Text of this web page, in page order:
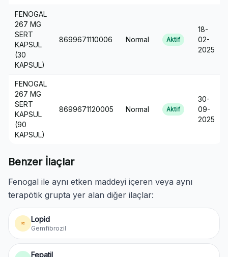
FENOGAL
267 MG
SERT
KAPSUL
(30
KAPSUL)
8699671110006 Normal Aktif
18-
02-
2025
FENOGAL
267 MG
SERT
KAPSUL
(90
KAPSUL)
8699671120005 Normal Aktif
30-
09-
2025
Benzer İlaçlar
Fenogal ile aynı etken maddeyi içeren veya aynı
terapötik grupta yer alan diğer ilaçlar:
≈ Lopid
Gemfibrozil
Fepatil